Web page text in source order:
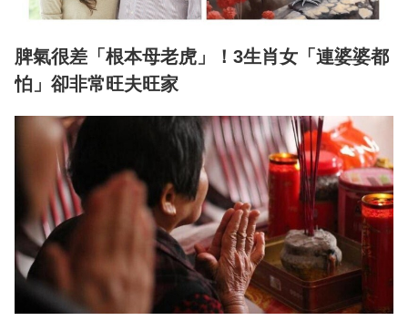
脾氣很差「根本母老虎」！3生肖女「連婆婆都
怕」卻非常旺夫旺家